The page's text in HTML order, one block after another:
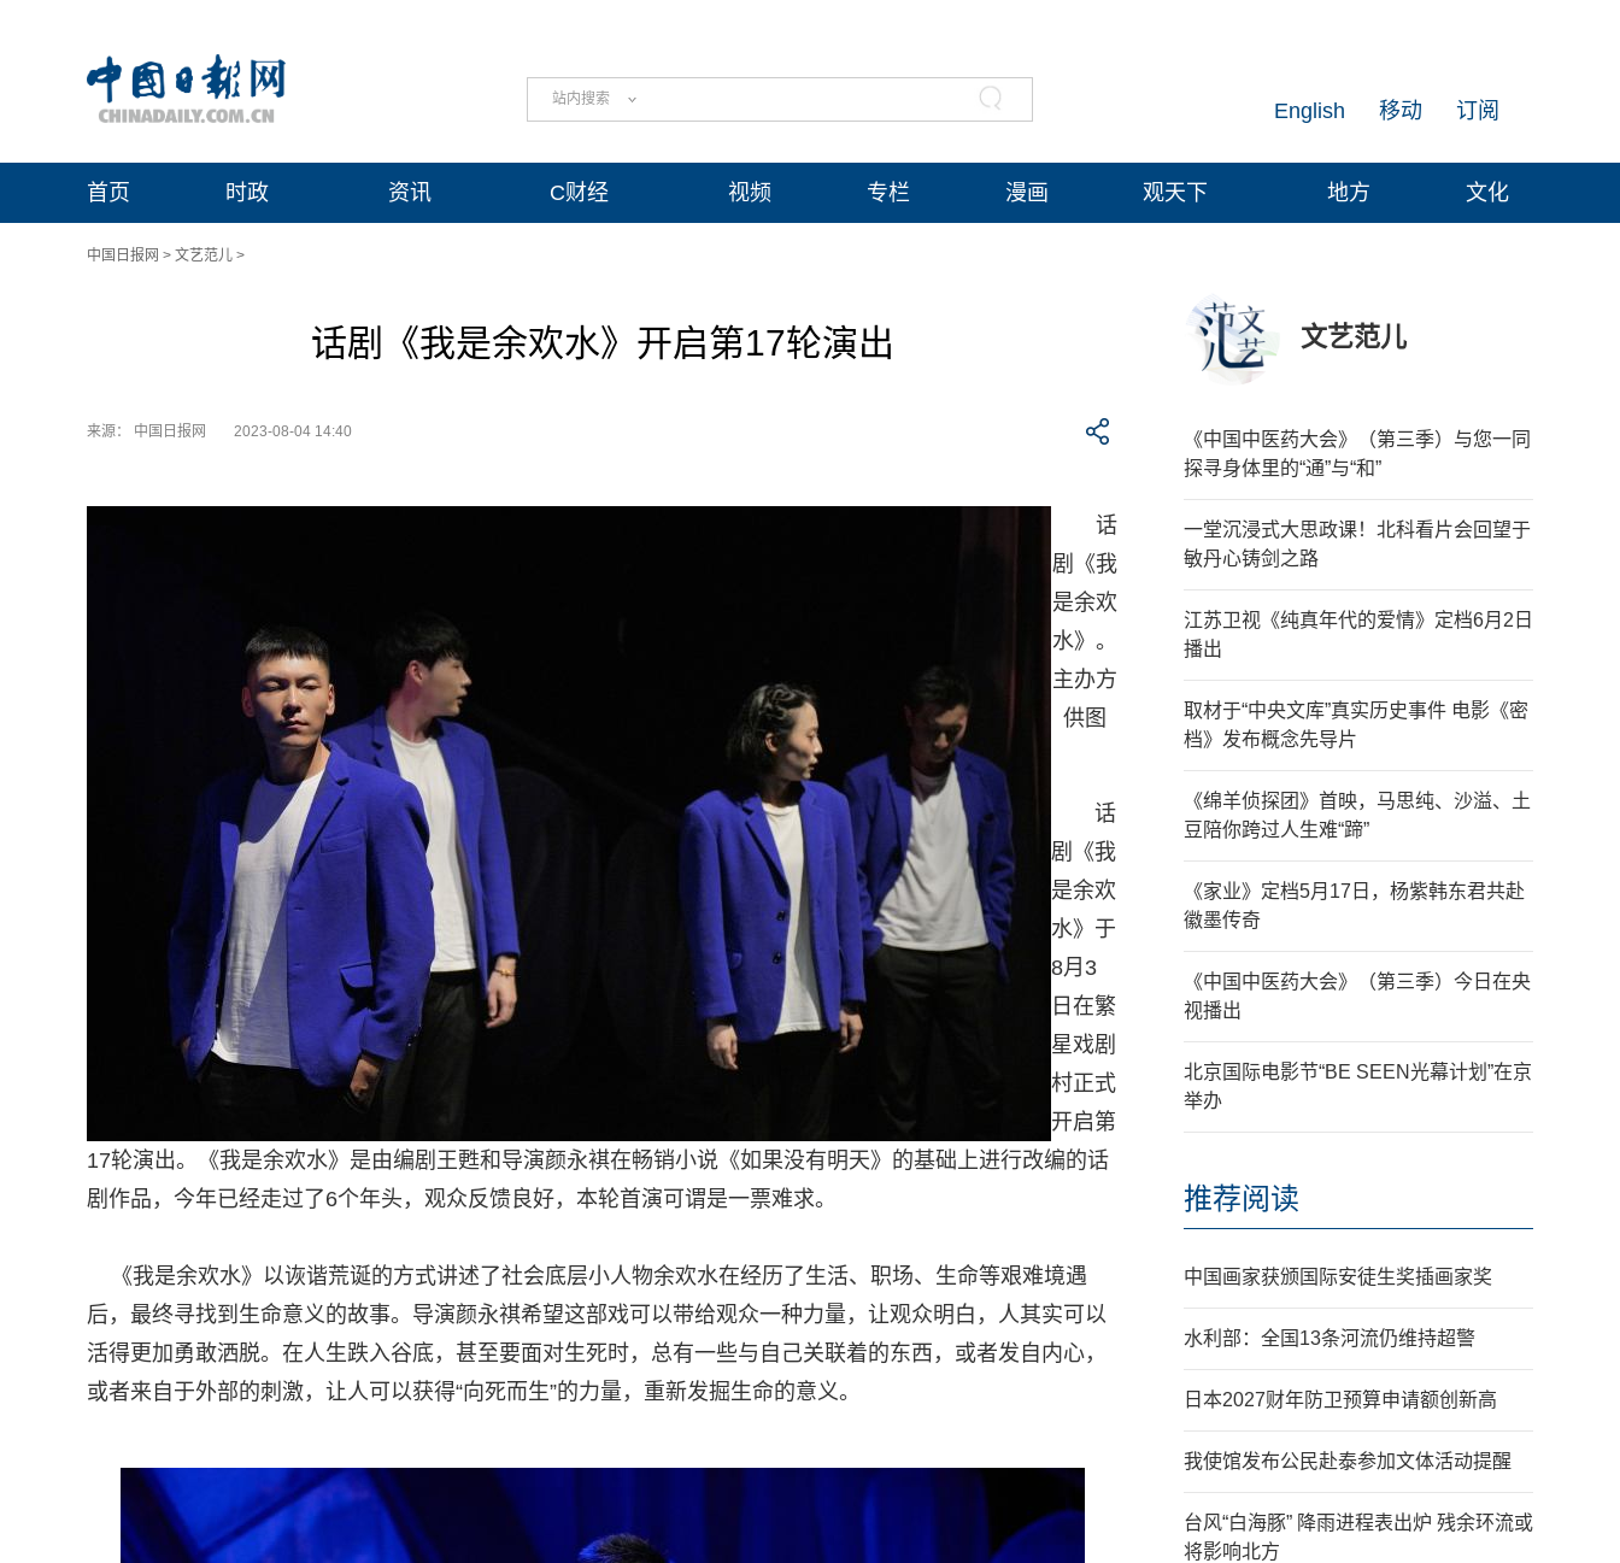
站内搜索 订阅
移动
English
首页 时政 资讯 C财经 视频 专栏 漫画 观天下 地方 文化
中国日报网 > 文艺范儿 >
话剧《我是余欢水》开启第17轮演出
来源： 中国日报网 2023-08-04 14:40
话
剧《我
是余欢
水》。
主办方
供图
话
剧《我
是余欢
水》于
8月3
日在繁
星戏剧
村正式
开启第
17轮演出。《我是余欢水》是由编剧王甦和导演颜永褀在畅销小说《如果没有明天》的基础上进行改编的话
剧作品，今年已经走过了6个年头，观众反馈良好，本轮首演可谓是一票难求。
《我是余欢水》以诙谐荒诞的方式讲述了社会底层小人物余欢水在经历了生活、职场、生命等艰难境遇
后，最终寻找到生命意义的故事。导演颜永祺希望这部戏可以带给观众一种力量，让观众明白，人其实可以
活得更加勇敢洒脱。在人生跌入谷底，甚至要面对生死时，总有一些与自己关联着的东西，或者发自内心，
或者来自于外部的刺激，让人可以获得“向死而生”的力量，重新发掘生命的意义。
文艺范儿
《中国中医药大会》（第三季）与您一同
探寻身体里的“通”与“和”
一堂沉浸式大思政课！北科看片会回望于
敏丹心铸剑之路
江苏卫视《纯真年代的爱情》定档6月2日
播出
取材于“中央文库”真实历史事件 电影《密
档》发布概念先导片
《绵羊侦探团》首映，马思纯、沙溢、土
豆陪你跨过人生难“蹄”
《家业》定档5月17日，杨紫韩东君共赴
徽墨传奇
《中国中医药大会》（第三季）今日在央
视播出
北京国际电影节“BE SEEN光幕计划”在京
举办
推荐阅读
中国画家获颁国际安徒生奖插画家奖
水利部：全国13条河流仍维持超警
日本2027财年防卫预算申请额创新高
我使馆发布公民赴泰参加文体活动提醒
台风“白海豚” 降雨进程表出炉 残余环流或
将影响北方